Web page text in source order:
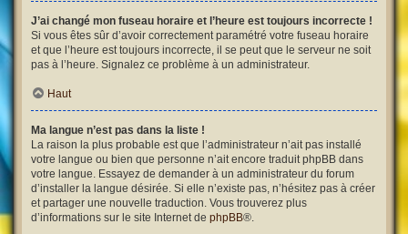
J’ai changé mon fuseau horaire et l’heure est toujours incorrecte !
Si vous êtes sûr d’avoir correctement paramétré votre fuseau horaire
et que l’heure est toujours incorrecte, il se peut que le serveur ne soit
pas à l’heure. Signalez ce problème à un administrateur.
Haut
Ma langue n’est pas dans la liste !
La raison la plus probable est que l’administrateur n’ait pas installé
votre langue ou bien que personne n’ait encore traduit phpBB dans
votre langue. Essayez de demander à un administrateur du forum
d’installer la langue désirée. Si elle n’existe pas, n’hésitez pas à créer
et partager une nouvelle traduction. Vous trouverez plus
d’informations sur le site Internet de phpBB®.